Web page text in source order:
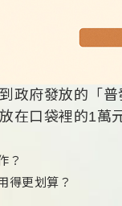
政府發放的「
在口袋裡的1萬
？
得更划算？